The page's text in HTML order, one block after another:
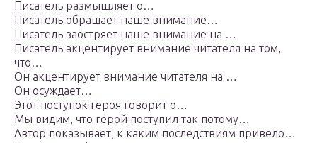
Писатель размышляет о…
Писатель обращает наше внимание…
Писатель заостряет наше внимание на …
Писатель акцентирует внимание читателя на том,
что…
Он акцентирует внимание читателя на …
Он осуждает…
Этот поступок героя говорит о…
Мы видим, что герой поступил так потому…
Автор показывает, к каким последствиям привело…